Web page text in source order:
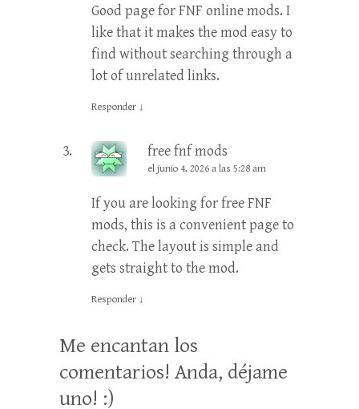
Good page for FNF online mods. I
like that it makes the mod easy to
find without searching through a
lot of unrelated links.
Responder ↓
free fnf mods
el junio 4, 2026 a las 5:28 am
If you are looking for free FNF
mods, this is a convenient page to
check. The layout is simple and
gets straight to the mod.
Responder ↓
Me encantan los
comentarios! Anda, déjame
uno! :)